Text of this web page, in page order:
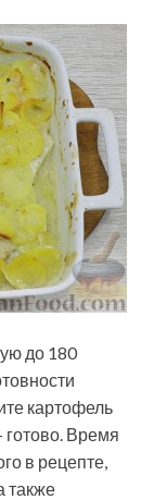
до 180
картофель
Время
в рецепте,
также